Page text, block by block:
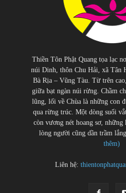
Thiền Tôn Phật Quang tọa lạc
núi Dinh, thôn Chu Hải, xã Tân
Bà Rịa – Vũng Tàu. Từ trên
giữa bạt ngàn núi rừng. Chầm
lũng, lối về Chùa là những con
qua rừng trúc. Một dòng suối
còn vương nét hoang sơ, những
lòng người cũng dần trầm
thêm)
Liên hệ: